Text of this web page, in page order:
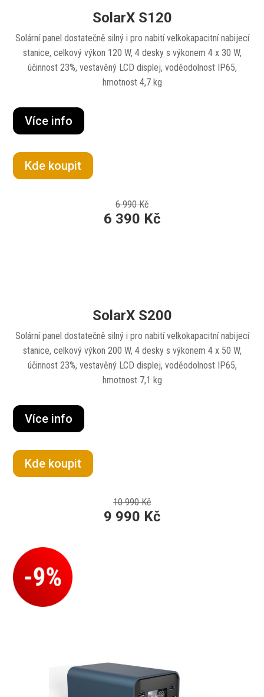
SolarX S120
Solární panel dostatečně silný i pro nabití velkokapacitní nabijecí
stanice, celkový výkon 120 W, 4 desky s výkonem 4 x 30 W,
účinnost 23%, vestavěný LCD displej, voděodolnost IP65,
hmotnost 4,7 kg
Více info
Kde koupit
6 990 Kč
6 390 Kč
SolarX S200
Solární panel dostatečně silný i pro nabití velkokapacitní nabijecí
stanice, celkový výkon 200 W, 4 desky s výkonem 4 x 50 W,
účinnost 23%, vestavěný LCD displej, voděodolnost IP65,
hmotnost 7,1 kg
Více info
Kde koupit
10 990 Kč
9 990 Kč